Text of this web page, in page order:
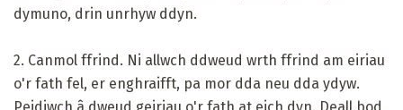
dymuno, drin unrhyw ddyn.
2. Canmol ffrind. Ni allwch ddweud wrth ffrind am eiriau
o'r fath fel, er enghraifft, pa mor dda neu dda ydyw.